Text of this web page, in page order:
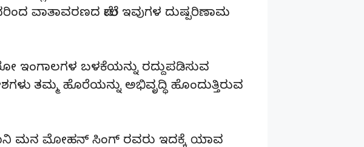
ವಾತಾವರಣದ ಮೇಲೆ ಇವುಗಳ ದುಷ್ಪರಿಣಾಮ
ಇಂಗಾಲಗಳ ಬಳಕೆಯನ್ನು ರದ್ದುಪಡಿಸುವ
ತಮ್ಮ ಹೊರೆಯನ್ನು ಅಭಿವೃದ್ಧಿ ಹೊಂದುತ್ತಿರುವ
ಮನ ಮೋಹನ್ ಸಿಂಗ್ ರವರು ಇದಕ್ಕೆ ಯಾವ